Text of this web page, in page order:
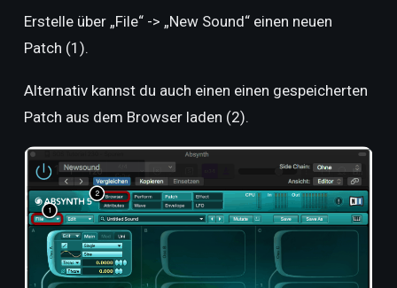
Erstelle über „File“ -> „New Sound“ einen neuen
Patch (1).
Alternativ kannst du auch einen einen gespeicherten
Patch aus dem Browser laden (2).